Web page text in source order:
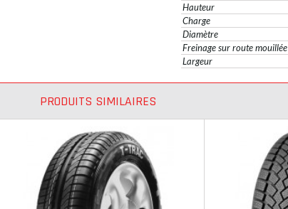
Hauteur
Charge
Diamètre
Freinage sur route mouillée
Largeur
PRODUITS SIMILAIRES